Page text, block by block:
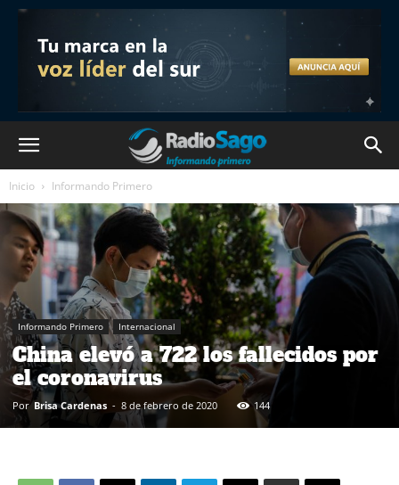
Inicio Informando Primero
Informando Primero Internacional
China elevó a 722 los fallecidos por
el coronavirus
Por Brisa Cardenas - 8 de febrero de 2020 144